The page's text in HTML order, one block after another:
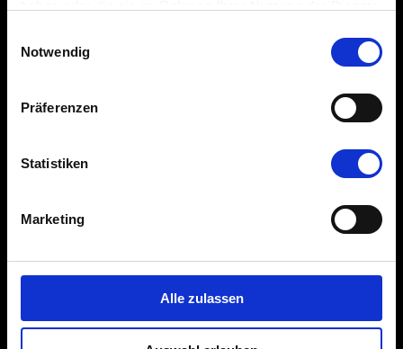
Notwendig
Präferenzen
Statistiken
Marketing
Alle zulassen